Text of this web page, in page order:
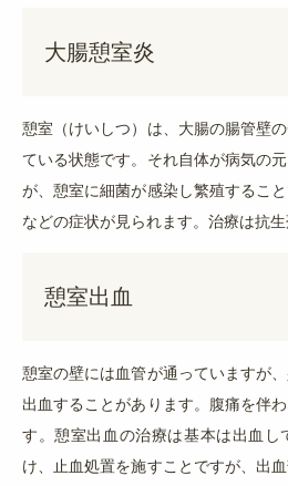
大腸憩室炎
憩室（けいしつ）は、大腸の腸管壁
ている状態です。それ自体が病気の
が、憩室に細菌が感染し繁殖するこ
などの症状が見られます。治療は抗
憩室出血
憩室の壁には血管が通っていますが
出血することがあります。腹痛を伴
す。憩室出血の治療は基本は出血し
け、止血処置を施すことですが、出